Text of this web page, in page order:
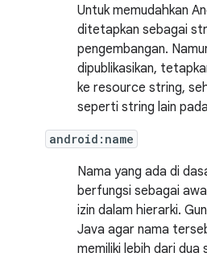
Untuk memudahkan
ditetapkan sebagai
pengembangan.
dipublikasikan,
ke resource string,
seperti string lain
android:name
Nama yang ada di
berfungsi sebagai
izin dalam hierarki.
Java agar nama
memiliki lebih dari dua